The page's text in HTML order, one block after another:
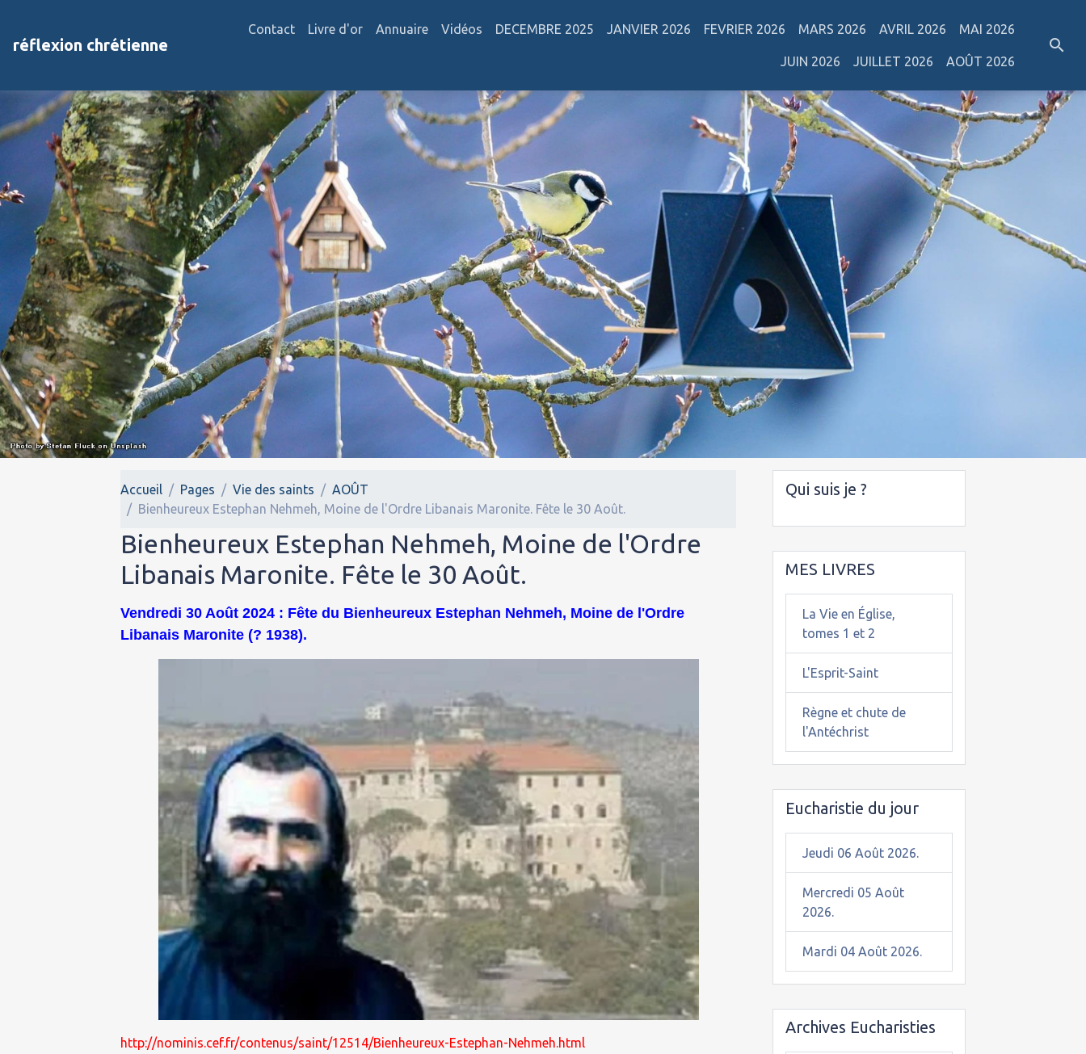
réflexion chrétienne
Contact Livre d'or Annuaire Vidéos DECEMBRE 2025 JANVIER 2026 FEVRIER 2026 MARS 2026 AVRIL 2026 MAI 2026
JUIN 2026 JUILLET 2026 AOÛT 2026
Accueil Pages Vie des saints
AOÛT
Bienheureux Estephan Nehmeh, Moine de l'Ordre Libanais Maronite. Fête le 30 Août.
Bienheureux Estephan Nehmeh, Moine de l'Ordre
Libanais Maronite. Fête le 30 Août.
Vendredi 30 Août 2024 : Fête du Bienheureux Estephan Nehmeh, Moine de l'Ordre
Libanais Maronite (? 1938).
http://nominis.cef.fr/contenus/saint/12514/Bienheureux-Estephan-Nehmeh.html
Qui suis je ?
MES LIVRES
La Vie en Église,
tomes 1 et 2
L'Esprit-Saint
Règne et chute de
l'Antéchrist
Eucharistie du jour
Jeudi 06 Août 2026.
Mercredi 05 Août
2026.
Mardi 04 Août 2026.
Archives Eucharisties